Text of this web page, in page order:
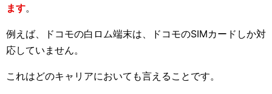
ます。
例えば、ドコモの白ロム端末は、ドコモのSIMカードしか対
応していません。
これはどのキャリアにおいても言えることです。